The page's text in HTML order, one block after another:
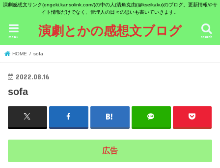
演劇感想文リンク(engeki.kansolink.com/)の中の人(清角克由(@kseikaku)のブログ。更新情報やサ
イト情報だけでなく、管理人の日々の思いも書いていきます。
演劇とかの感想文ブログ search
menu
HOME sofa
2022.08.16
sofa
広告